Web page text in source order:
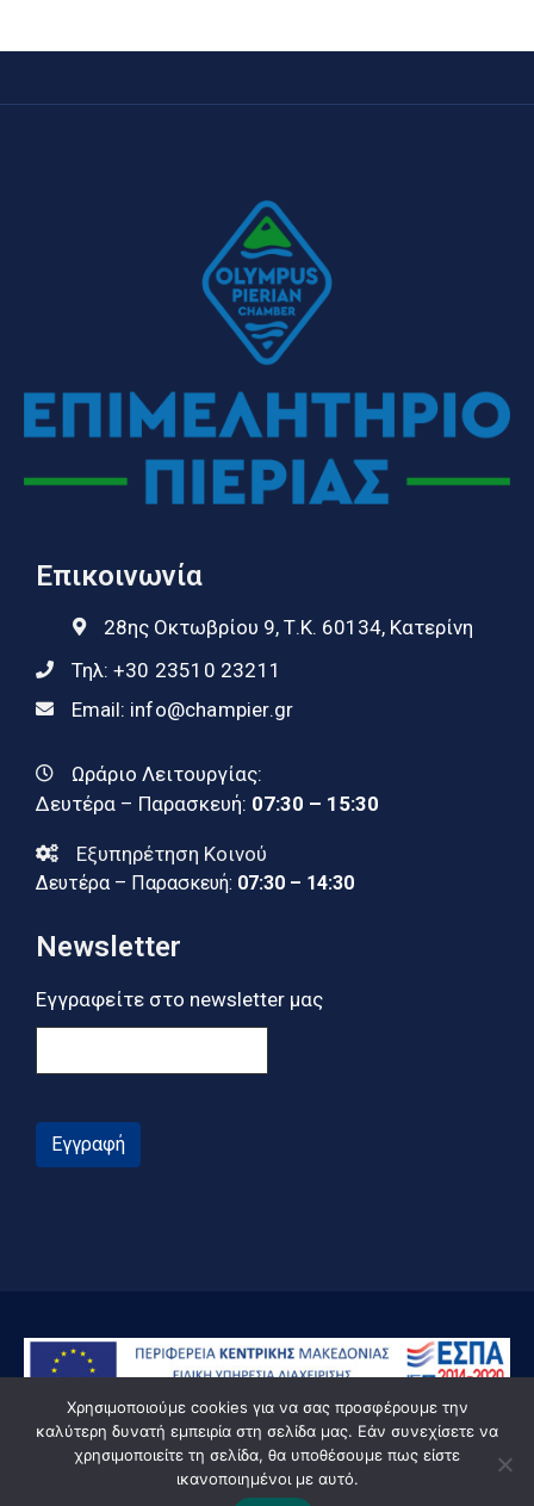
Επικοινωνία
28ης Οκτωβρίου 9, Τ.Κ. 60134, Κατερίνη
Τηλ: +30 23510 23211
Email: info@champier.gr
Ωράριο Λειτουργίας:
Δευτέρα – Παρασκευή: 07:30 – 15:30
Εξυπηρέτηση Κοινού
Δευτέρα – Παρασκευή: 07:30 – 14:30
Newsletter
Εγγραφείτε στο newsletter μας
Εγγραφή
© Powered by Knowledge AE
Χρησιμοποιούμε cookies για να σας προσφέρουμε την
καλύτερη δυνατή εμπειρία στη σελίδα μας. Εάν συνεχίσετε να
χρησιμοποιείτε τη σελίδα, θα υποθέσουμε πως είστε
ικανοποιημένοι με αυτό.